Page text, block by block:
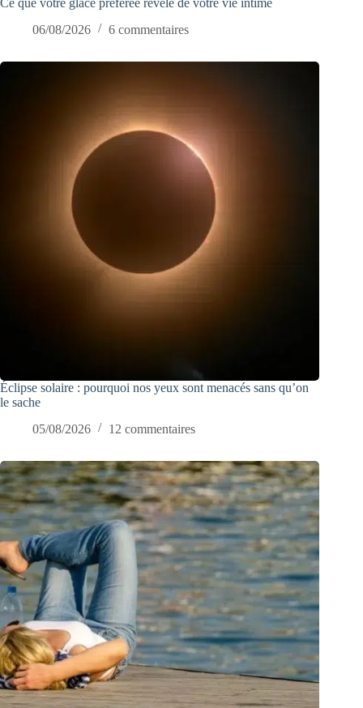
Ce que votre glace préférée révèle de votre vie intime
06/08/2026
6 commentaires
Éclipse solaire : pourquoi nos yeux sont menacés sans qu’on
le sache
05/08/2026
12 commentaires